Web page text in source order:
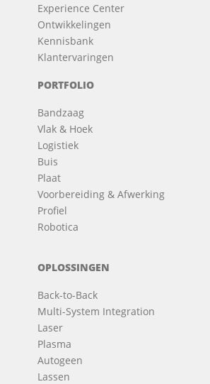
Experience Center
Ontwikkelingen
Kennisbank
Klantervaringen
PORTFOLIO
Bandzaag
Vlak & Hoek
Logistiek
Buis
Plaat
Voorbereiding & Afwerking
Profiel
Robotica
OPLOSSINGEN
Back-to-Back
Multi-System Integration
Laser
Plasma
Autogeen
Lassen